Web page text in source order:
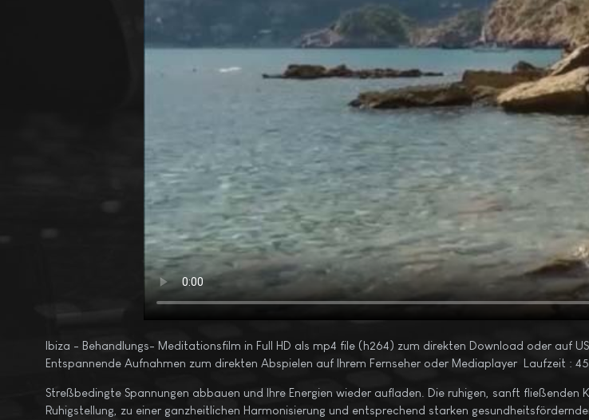
Ibiza - Behandlungs- Meditationsfilm in Full HD als mp4 file (h264) zum direkten Download oder auf
Entspannende Aufnahmen zum direkten Abspielen auf Ihrem Fernseher oder Mediaplayer Laufzeit :
Streßbedingte Spannungen abbauen und Ihre Energien wieder aufladen. Die ruhigen, sanft fließenden
Ruhigstellung, zu einer ganzheitlichen Harmonisierung und entsprechend starken